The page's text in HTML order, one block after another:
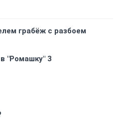
грабёж с разбоем
"Ромашку" 3